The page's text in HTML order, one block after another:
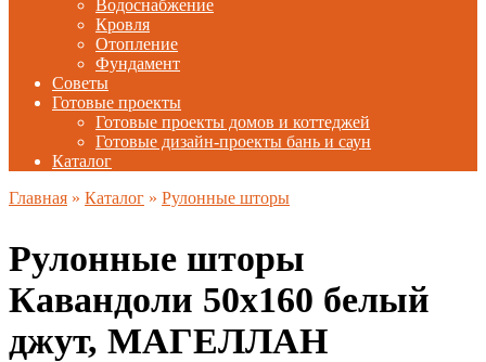
Водоснабжение
Кровля
Отопление
Фундамент
Советы
Готовые проекты
Готовые проекты домов и коттеджей
Готовые дизайн-проекты бань и саун
Каталог
Главная » Каталог » Рулонные шторы
Рулонные шторы
Кавандоли 50х160 белый
джут, МАГЕЛЛАН